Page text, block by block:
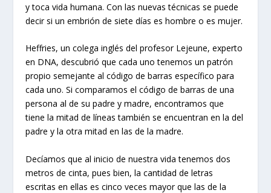
y toca vida humana. Con las nuevas técnicas se puede
decir si un embrión de siete días es hombre o es mujer.
Heffries, un colega inglés del profesor Lejeune, experto
en DNA, descubrió que cada uno tenemos un patrón
propio semejante al código de barras específico para
cada uno. Si comparamos el código de barras de una
persona al de su padre y madre, encontramos que
tiene la mitad de líneas también se encuentran en la del
padre y la otra mitad en las de la madre.
Decíamos que al inicio de nuestra vida tenemos dos
metros de cinta, pues bien, la cantidad de letras
escritas en ellas es cinco veces mayor que las de la